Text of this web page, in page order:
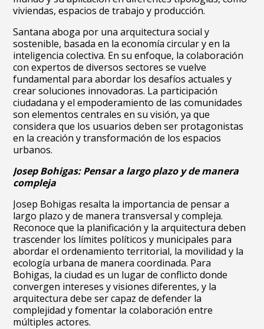
viviendas, espacios de trabajo y producción.
Santana aboga por una arquitectura social y
sostenible, basada en la economía circular y en la
inteligencia colectiva. En su enfoque, la colaboración
con expertos de diversos sectores se vuelve
fundamental para abordar los desafíos actuales y
crear soluciones innovadoras. La participación
ciudadana y el empoderamiento de las comunidades
son elementos centrales en su visión, ya que
considera que los usuarios deben ser protagonistas
en la creación y transformación de los espacios
urbanos.
Josep Bohigas: Pensar a largo plazo y de manera
compleja
Josep Bohigas resalta la importancia de pensar a
largo plazo y de manera transversal y compleja.
Reconoce que la planificación y la arquitectura deben
trascender los límites políticos y municipales para
abordar el ordenamiento territorial, la movilidad y la
ecología urbana de manera coordinada. Para
Bohigas, la ciudad es un lugar de conflicto donde
convergen intereses y visiones diferentes, y la
arquitectura debe ser capaz de defender la
complejidad y fomentar la colaboración entre
múltiples actores.